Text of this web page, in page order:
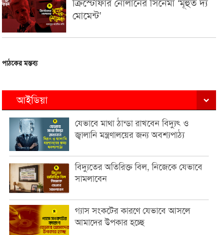
ক্রিস্টোফার নোলানের সিনেমা ‘মূহুর্ত দ্য
মোমেন্ট’
পাঠকের মন্তব্য
আইডিয়া
যেভাবে মাথা ঠান্ডা রাখবেন বিদ্যুৎ ও
জ্বালানি মন্ত্রণালয়ের জন্য অবশ্যপাঠ্য
বিদ্যুতের অতিরিক্ত বিল, নিজেকে যেভাবে
সামলাবেন
গ্যাস সংকটের কারণে যেভাবে আসলে
আমাদের উপকার হচ্ছে